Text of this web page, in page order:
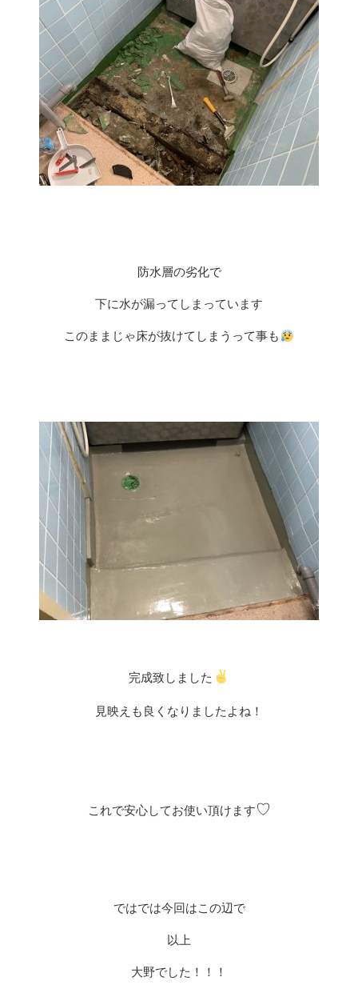
防水層の劣化で
下に水が漏ってしまっています
このままじゃ床が抜けてしまうって事も
完成致しました
見映えも良くなりましたよね！
これで安心してお使い頂けます♡
ではでは今回はこの辺で
以上
大野でした！！！